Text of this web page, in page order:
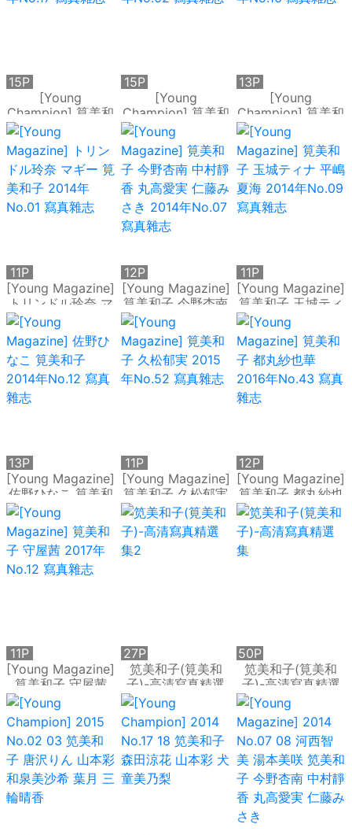
[Young
Champion] 筧美和
子 森田涼花 2014
年No.17 寫真雜志
15P
[Young
Champion] 筧美和
子 唐沢りん 2015
年No.02 寫真雜志
15P
[Young
Champion] 筧美和
子 橋本愛奈 2016
年No.16 寫真雜志
13P
[Young Magazine]
トリンドル玲奈 マ
ギー 筧美和子
2014年No.01 寫真
雜志
11P
[Young Magazine]
筧美和子 今野杏南
中村靜香 丸高愛実
仁藤みさき 2014年
No.07 寫真雜志
12P
[Young Magazine]
筧美和子 玉城ティ
ナ 平嶋夏海 2014
年No.09 寫真雜志
11P
[Young Magazine]
佐野ひなこ 筧美和
子 2014年No.12 寫
真雜志
13P
[Young Magazine]
筧美和子 久松郁実
2015年No.52 寫真
雜志
11P
[Young Magazine]
筧美和子 都丸紗也
華 2016年No.43
寫真雜志
12P
[Young Magazine]
筧美和子 守屋茜
2017年No.12 寫真
雜志
11P
笕美和子(筧美和
子)-高清寫真精選
集2
27P
笕美和子(筧美和
子)-高清寫真精選
集
50P